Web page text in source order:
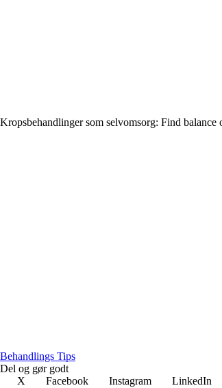
Kropsbehandlinger som selvomsorg: Find
Behandlings Tips
Del og gør godt
X
Facebook Instagram LinkedIn